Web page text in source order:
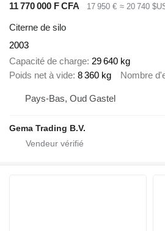
11 770 000 F CFA 17 950 € ≈ 20 740
Citerne de silo
2003
Capacité de charge 29 640 kg
Poids net à vide 8 360 kg Nombre
Pays-Bas, Oud Gastel
Gema Trading B.V.